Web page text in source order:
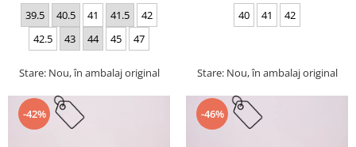
39.5 40.5 41 41.5
42
42.5
43 44 45 47
Stare: Nou, în ambalaj original
40 41 42
Stare: Nou, în ambalaj original
-42% -46%